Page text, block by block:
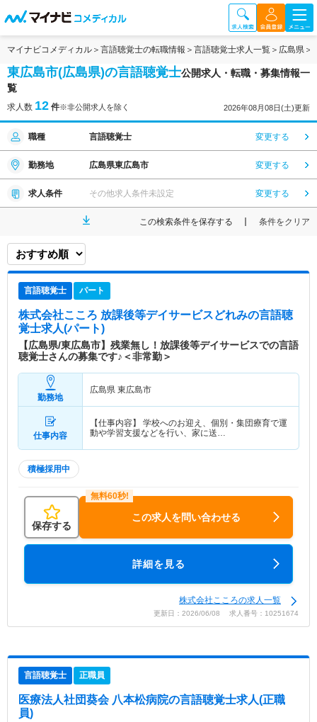
マイナビコメディカル 言語聴覚士の転職情報 言語聴覚士求人一覧 広島県
東広島市(広島県)の言語聴覚士公開求人・転職・募集情報一
覧
求人数 12 件※非公開求人を除く 2026年08月08日(土)更新
職種 言語聴覚士 変更する
勤務地 広島県東広島市 変更する
求人条件 その他求人条件未設定 変更する
この検索条件を保存する 条件をクリア
言語聴覚士 パート
株式会社こころ 放課後等デイサービスどれみの言語聴
覚士求人(パート)
【広島県/東広島市】残業無し！放課後等デイサービスでの言語
聴覚士さんの募集です♪＜非常勤＞
勤務地
広島県 東広島市
仕事内容
【仕事内容】 学校へのお迎え、個別・集団療育で運
動や学習支援などを行い、家に送…
積極採用中
保存する
この求人を問い合わせる
詳細を見る
株式会社こころの求人一覧
更新日：2026/06/08 求人番号：10251674
言語聴覚士 正職員
医療法人社団葵会 八本松病院の言語聴覚士求人(正職
員)